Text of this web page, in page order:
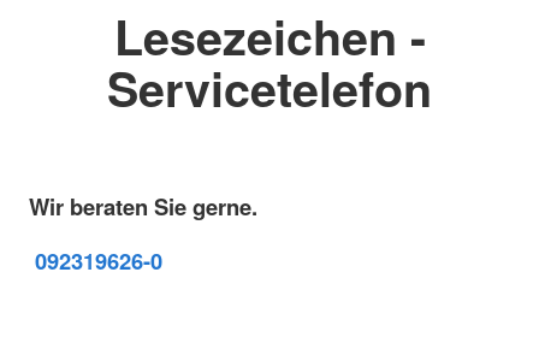
Lesezeichen -
Servicetelefon
Wir beraten Sie gerne.
092319626-0